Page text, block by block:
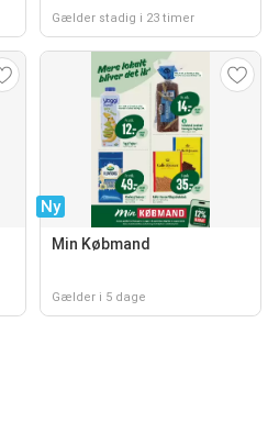
Gælder stadig i 23 timer
Ny
Min Købmand
Gælder i 5 dage